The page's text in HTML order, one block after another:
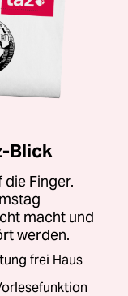
Blick
Finger.
macht und
werden.
frei Haus